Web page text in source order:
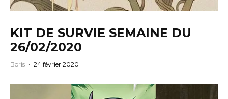
KIT DE SURVIE SEMAINE DU
26/02/2020
Boris · 24 février 2020